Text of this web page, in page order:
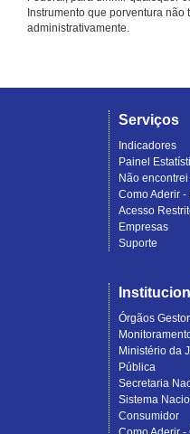
Instrumento que porventura
administrativamente.
Serviços
Indicadores
Painel
Não
Como Aderir -
Acesso
Empresas
Suporte
Órgãos
Ministério da
Pública
Secretaria
Sistema
Consumidor